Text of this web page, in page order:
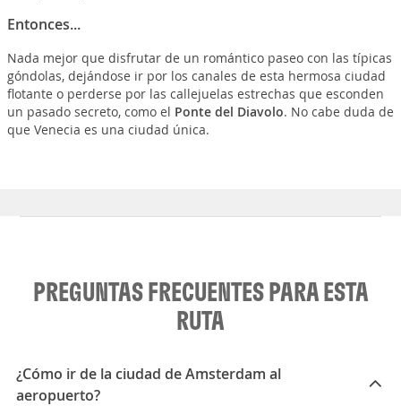
Entonces...
Nada mejor que disfrutar de un romántico paseo con las típicas
góndolas, dejándose ir por los canales de esta hermosa ciudad
flotante o perderse por las callejuelas estrechas que esconden
un pasado secreto, como el Ponte del Diavolo. No cabe duda de
que Venecia es una ciudad única.
PREGUNTAS FRECUENTES PARA ESTA
RUTA
¿Cómo ir de la ciudad de Amsterdam al
aeropuerto?